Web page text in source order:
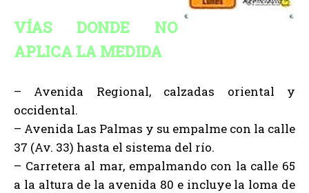
VÍAS DONDE NO
APLICA LA MEDIDA
– Avenida Regional, calzadas oriental y
occidental.
– Avenida Las Palmas y su empalme con la calle
37 (Av. 33) hasta el sistema del río.
– Carretera al mar, empalmando con la calle 65
a la altura de la avenida 80 e incluye la loma de